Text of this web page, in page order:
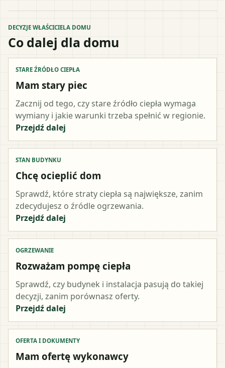
DECYZJE WŁAŚCICIELA DOMU
Co dalej dla domu
STARE ŹRÓDŁO CIEPŁA
Mam stary piec
Zacznij od tego, czy stare źródło ciepła wymaga
wymiany i jakie warunki trzeba spełnić w regionie.
Przejdź dalej
STAN BUDYNKU
Chcę ocieplić dom
Sprawdź, które straty ciepła są największe, zanim
zdecydujesz o źródle ogrzewania.
Przejdź dalej
OGRZEWANIE
Rozważam pompę ciepła
Sprawdź, czy budynek i instalacja pasują do takiej
decyzji, zanim porównasz oferty.
Przejdź dalej
OFERTA I DOKUMENTY
Mam ofertę wykonawcy